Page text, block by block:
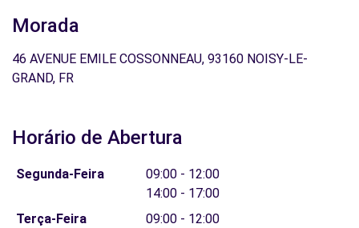
Morada
46 AVENUE EMILE COSSONNEAU, 93160 NOISY-LE-
GRAND, FR
Horário de Abertura
Segunda-Feira
09:00 - 12:00
14:00 - 17:00
Terça-Feira
09:00 - 12:00